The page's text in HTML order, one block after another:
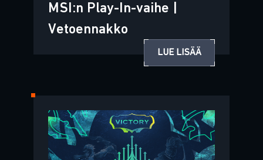
MSI:n Play-In-vaihe |
Vetoennakko
LUE LISÄÄ